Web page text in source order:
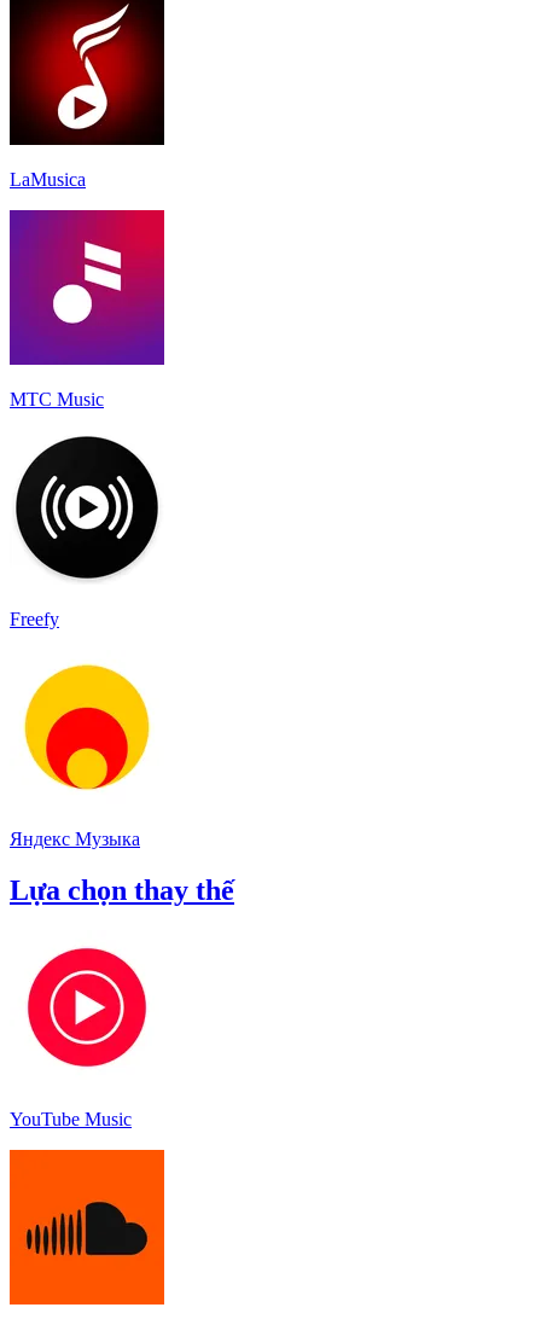
LaMusica
МТС Music
Freefy
Яндекс Музыка
Lựa chọn thay thế
YouTube Music